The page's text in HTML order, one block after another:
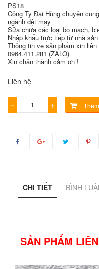
PS18
Công Ty Đại Hùng chuyên
ngành dệt may
Sửa chữa các loại bo mạch,
Nhập khẩu trực tiếp từ nhà
Thông tin về sản phẩm xin
0964.411.281 (ZALO)
Xin chân thành cảm ơn !
Liên hệ
− +
CHI TIẾT BÌNH
SẢN PHẨM